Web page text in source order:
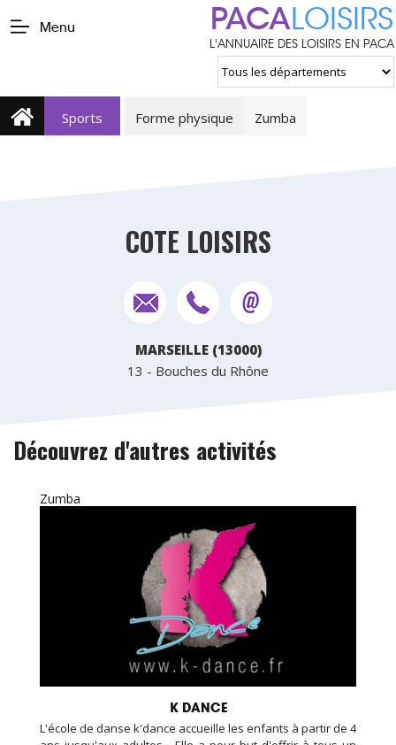
Menu PACALOISIRS
L'ANNUAIRE DES LOISIRS EN PACA
Sports Forme physique Zumba
COTE LOISIRS
MARSEILLE (13000)
13 - Bouches du Rhône
Découvrez d'autres activités
Zumba
K DANCE
L'école de danse k'dance accueille les enfants à partir de 4